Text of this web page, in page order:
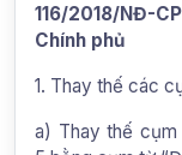
116/2018/NĐ-
Chính phủ
1. Thay thế các
a) Thay thế cụm